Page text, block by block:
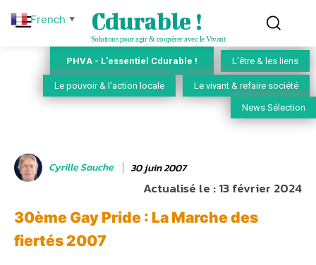
Cdurable !
Solutions pour agir & coopérer avec le Vivant
PHVA - L'essentiel Cdurable ! L'être & les liens
Le pouvoir & l'action locale Le vivant & refaire société
News Sélection
Cyrille Souche 30 juin 2007
Actualisé le :13 février 2024
30ème Gay Pride : La Marche des
fiertés 2007
French ▼